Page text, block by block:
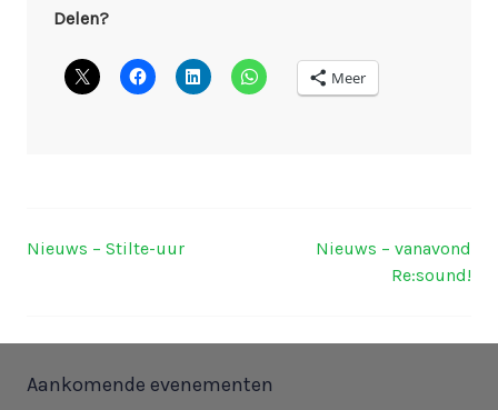
Delen?
Meer
Berichtnavigatie
Nieuws – Stilte-uur
Nieuws – vanavond
Re:sound!
Aankomende evenementen